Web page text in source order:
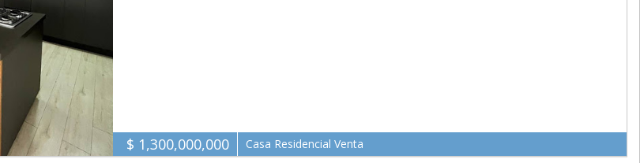
$ 1,300,000,000 Casa Residencial Venta